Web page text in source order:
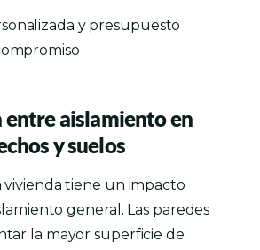
y presupuesto
aislamiento en
y suelos
vivienda tiene un impacto
general. Las paredes
la mayor superficie de